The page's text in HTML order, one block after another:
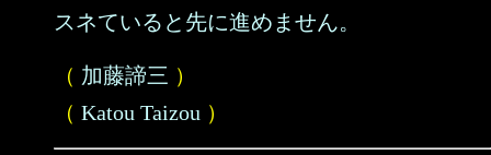
スネていると先に進めません。
（ 加藤諦三 ）
（ Katou Taizou ）